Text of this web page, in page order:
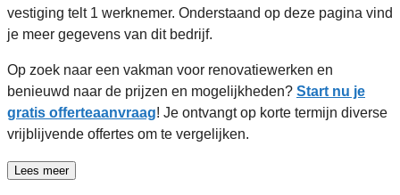
vestiging telt 1 werknemer. Onderstaand op deze pagina vind
je meer gegevens van dit bedrijf.
Op zoek naar een vakman voor renovatiewerken en
benieuwd naar de prijzen en mogelijkheden? Start nu je
gratis offerteaanvraag! Je ontvangt op korte termijn diverse
vrijblijvende offertes om te vergelijken.
Lees meer